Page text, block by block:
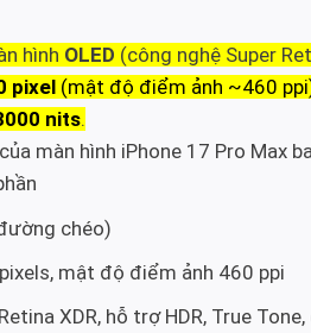
hình OLED (công nghệ Super
pixel (mật độ điểm ảnh ~460
nits.
màn hình iPhone 17 Pro Max
chéo)
mật độ điểm ảnh 460 ppi
XDR, hỗ trợ HDR, True